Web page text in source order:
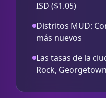
ISD ($1.05)
Distritos MUD:
más nuevos
Las tasas de la
Rock,